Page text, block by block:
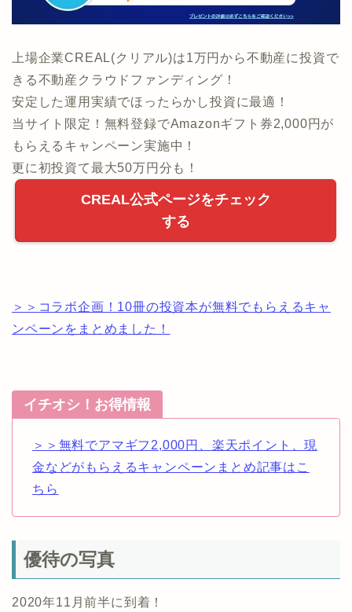
上場企業CREAL(クリアル)は1万円から不動産に投資で
きる不動産クラウドファンディング！
安定した運用実績でほったらかし投資に最適！
当サイト限定！無料登録でAmazonギフト券2,000円が
もらえるキャンペーン実施中！
更に初投資て最大50万円分も！
CREAL公式ページをチェック
する
＞＞コラボ企画！10冊の投資本が無料でもらえるキャ
ンペーンをまとめました！
イチオシ！お得情報
＞＞無料でアマギフ2,000円、楽天ポイント、現
金などがもらえるキャンペーンまとめ記事はこ
ちら
優待の写真
2020年11月前半に到着！